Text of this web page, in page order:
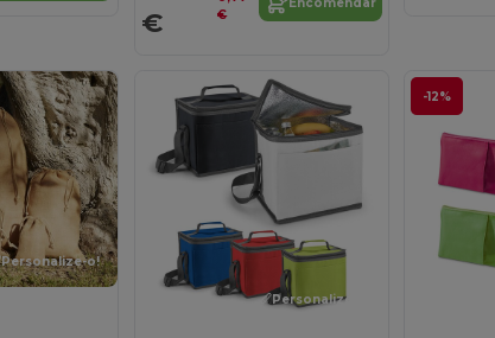
€
€
Personalize-o!
Personalize-o!
-12%